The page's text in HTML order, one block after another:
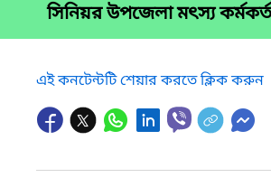
সিনিয়র উপজেলা মৎস্য
এই কনটেন্টটি শেয়ার করতে ক্লিক করুন